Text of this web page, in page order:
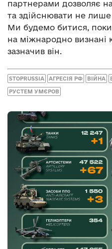
партнерами дозволяє
та здійснювати не лише
Ми будемо битися,
на міжнародно визнані
зазначив він.
STOPRUSSIA АГРЕСІЯ РФ ВІЙНА
РУСТЕМ УМЄРОВ